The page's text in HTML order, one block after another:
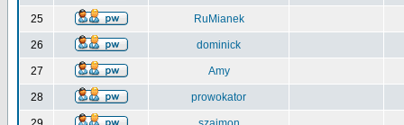
25 RuMianek
26 dominick
27 Amy
28 prowokator